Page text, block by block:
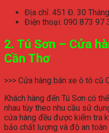
Địa chỉ: 451 Đ. 30
Điện thoại: 090 873 97
2. Tú Sơn – Cửa
Cần Thơ
>>> Cửa hàng bán xe ô tô cũ
Khách hàng đến Tú Sơn có
nhau tùy theo nhu cầu sử
cửa hàng đều được kiểm tra
bảo chất lượng và độ an toàn